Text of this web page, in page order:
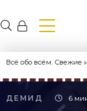
Всё обо всём. Свежие
ДЕМИД 6